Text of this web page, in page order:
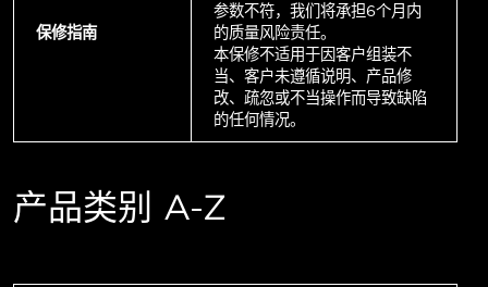
保修指南
参数不符，我们将承担6个月内
的质量风险责任。
本保修不适用于因客户组装不
当、客户未遵循说明、产品修
改、疏忽或不当操作而导致缺陷
的任何情况。
产品类别 A-Z